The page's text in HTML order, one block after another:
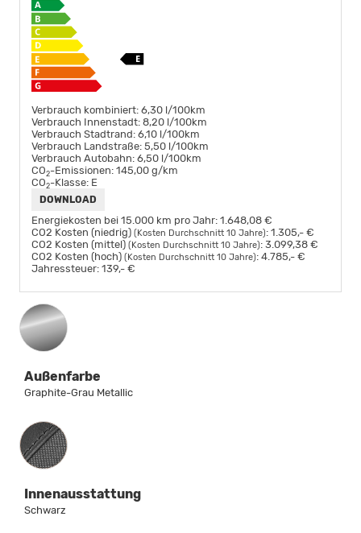
Verbrauch kombiniert: 6,30 l/100km
Verbrauch Innenstadt: 8,20 l/100km
Verbrauch Stadtrand: 6,10 l/100km
Verbrauch Landstraße: 5,50 l/100km
Verbrauch Autobahn: 6,50 l/100km
CO2-Emissionen: 145,00 g/km
CO2-Klasse: E
DOWNLOAD
Energiekosten bei 15.000 km pro Jahr: 1.648,08 €
CO2 Kosten (niedrig) (Kosten Durchschnitt 10 Jahre): 1.305,- €
CO2 Kosten (mittel) (Kosten Durchschnitt 10 Jahre): 3.099,38 €
CO2 Kosten (hoch) (Kosten Durchschnitt 10 Jahre): 4.785,- €
Jahressteuer: 139,- €
Außenfarbe
Graphite-Grau Metallic
Innenausstattung
Innenausstattung
Schwarz